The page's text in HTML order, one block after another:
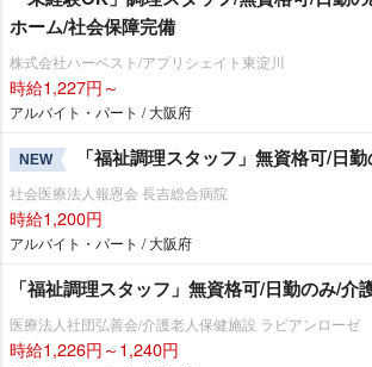
ホーム/社会保障完備
株式会社ハーベスト/アプリシェイト東淀川
時給1,227円～
アルバイト・パート / 大阪府
NEW 「福祉調理スタッフ」無資格可/日
社会医療法人報恩会 長吉総合病院
時給1,200円
アルバイト・パート / 大阪府
「福祉調理スタッフ」無資格可/日勤のみ/介
医療法人社団弘善会/介護老人保健施設 ラビアンローゼ
時給1,226円～1,240円